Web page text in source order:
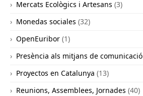
Mercats Ecològics i Artesans (3)
Monedas sociales (32)
OpenEuribor (1)
Presència als mitjans de comunicació
Proyectos en Catalunya (13)
Reunions, Assemblees, Jornades (40)